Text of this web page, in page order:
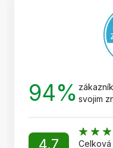
94% svojim
4,7